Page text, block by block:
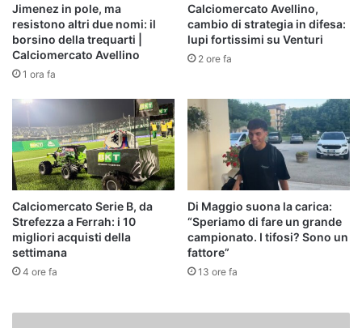
Jimenez in pole, ma
resistono altri due nomi: il
borsino della trequarti |
Calciomercato Avellino
1 ora fa
Calciomercato Avellino,
cambio di strategia in difesa:
lupi fortissimi su Venturi
2 ore fa
Calciomercato Serie B, da
Strefezza a Ferrah: i 10
migliori acquisti della
settimana
4 ore fa
Di Maggio suona la carica:
“Speriamo di fare un grande
campionato. I tifosi? Sono un
fattore”
13 ore fa